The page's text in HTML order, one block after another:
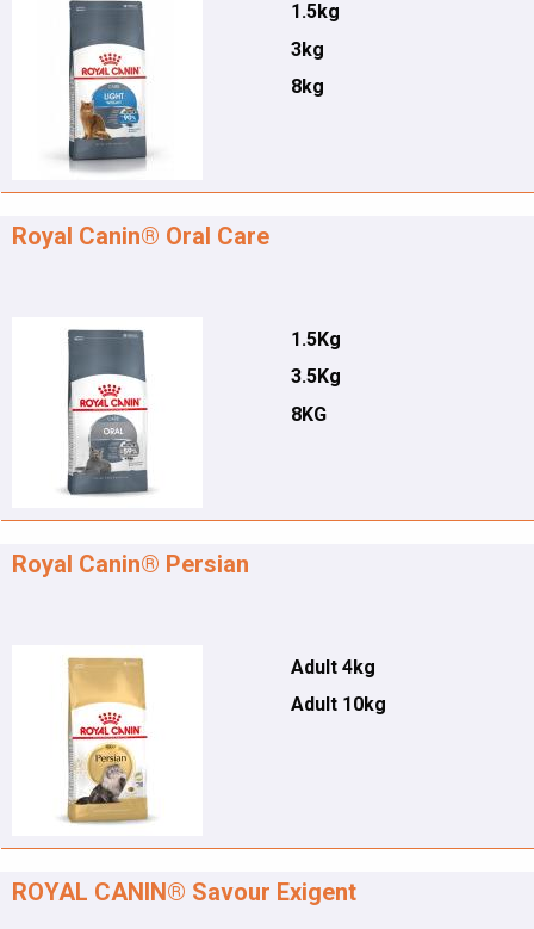
1.5kg
3kg
8kg
Royal Canin® Oral Care
1.5Kg
3.5Kg
8KG
Royal Canin® Persian
Adult 4kg
Adult 10kg
ROYAL CANIN® Savour Exigent